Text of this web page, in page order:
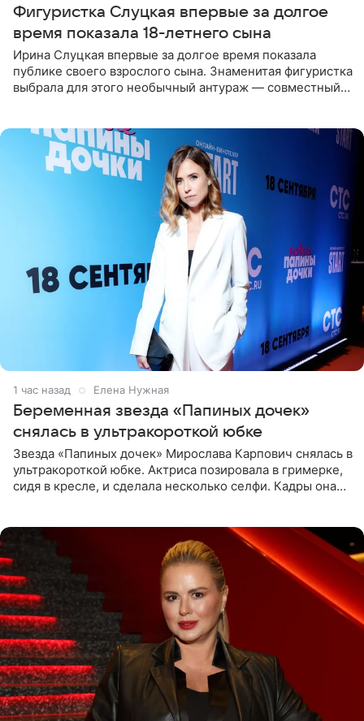
Фигуристка Слуцкая впервые за долгое
время показала 18-летнего сына
Ирина Слуцкая впервые за долгое время показала
публике своего взрослого сына. Знаменитая фигуристка
выбрала для этого необычный антураж — совместный
1 час назад Елена Нужная
Беременная звезда «Папиных дочек»
снялась в ультракороткой юбке
Звезда «Папиных дочек» Мирослава Карпович снялась в
ультракороткой юбке. Актриса позировала в гримерке,
сидя в кресле, и сделала несколько селфи. Кадры она